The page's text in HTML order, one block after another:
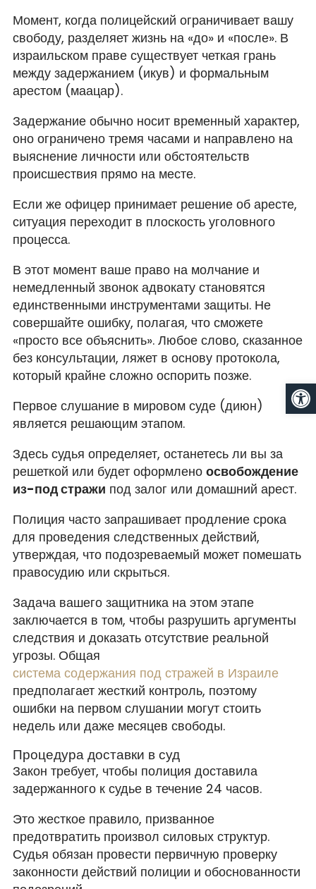
Момент, когда полицейский ограничивает вашу
свободу, разделяет жизнь на «до» и «после». В
израильском праве существует четкая грань
между задержанием (икув) и формальным
арестом (маацар).
Задержание обычно носит временный характер,
оно ограничено тремя часами и направлено на
выяснение личности или обстоятельств
происшествия прямо на месте.
Если же офицер принимает решение об аресте,
ситуация переходит в плоскость уголовного
процесса.
В этот момент ваше право на молчание и
немедленный звонок адвокату становятся
единственными инструментами защиты. Не
совершайте ошибку, полагая, что сможете
«просто все объяснить». Любое слово, сказанное
без консультации, ляжет в основу протокола,
который крайне сложно оспорить позже.
Первое слушание в мировом суде (диюн)
является решающим этапом.
Здесь судья определяет, останетесь ли вы за
решеткой или будет оформлено освобождение
из-под стражи под залог или домашний арест.
Полиция часто запрашивает продление срока
для проведения следственных действий,
утверждая, что подозреваемый может помешать
правосудию или скрыться.
Задача вашего защитника на этом этапе
заключается в том, чтобы разрушить аргументы
следствия и доказать отсутствие реальной
угрозы. Общая
система содержания под стражей в Израиле
предполагает жесткий контроль, поэтому
ошибки на первом слушании могут стоить
недель или даже месяцев свободы.
Процедура доставки в суд
Закон требует, чтобы полиция доставила
задержанного к судье в течение 24 часов.
Это жесткое правило, призванное
предотвратить произвол силовых структур.
Судья обязан провести первичную проверку
законности действий полиции и обоснованности